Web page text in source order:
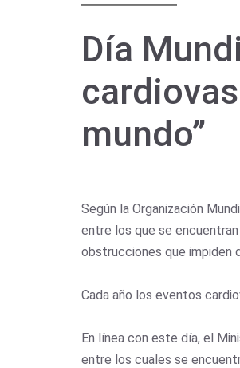
Día
mundo”
Según la Organización
entre los que se
obstrucciones que impiden
Cada año los eventos
En línea con este día, el
entre los cuales se